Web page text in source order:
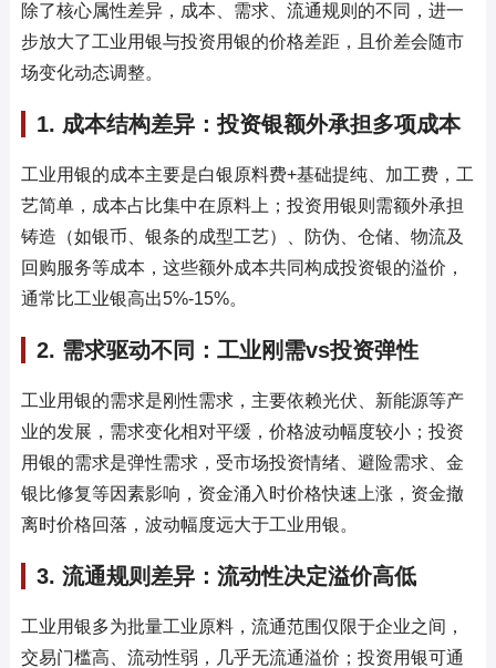
除了核心属性差异，成本、需求、流通规则的不同，进一
步放大了工业用银与投资用银的价格差距，且价差会随市
场变化动态调整。
1. 成本结构差异：投资银额外承担多项成本
工业用银的成本主要是白银原料费+基础提纯、加工费，工
艺简单，成本占比集中在原料上；投资用银则需额外承担
铸造（如银币、银条的成型工艺）、防伪、仓储、物流及
回购服务等成本，这些额外成本共同构成投资银的溢价，
通常比工业银高出5%-15%。
2. 需求驱动不同：工业刚需vs投资弹性
工业用银的需求是刚性需求，主要依赖光伏、新能源等产
业的发展，需求变化相对平缓，价格波动幅度较小；投资
用银的需求是弹性需求，受市场投资情绪、避险需求、金
银比修复等因素影响，资金涌入时价格快速上涨，资金撤
离时价格回落，波动幅度远大于工业用银。
3. 流通规则差异：流动性决定溢价高低
工业用银多为批量工业原料，流通范围仅限于企业之间，
交易门槛高、流动性弱，几乎无流通溢价；投资用银可通